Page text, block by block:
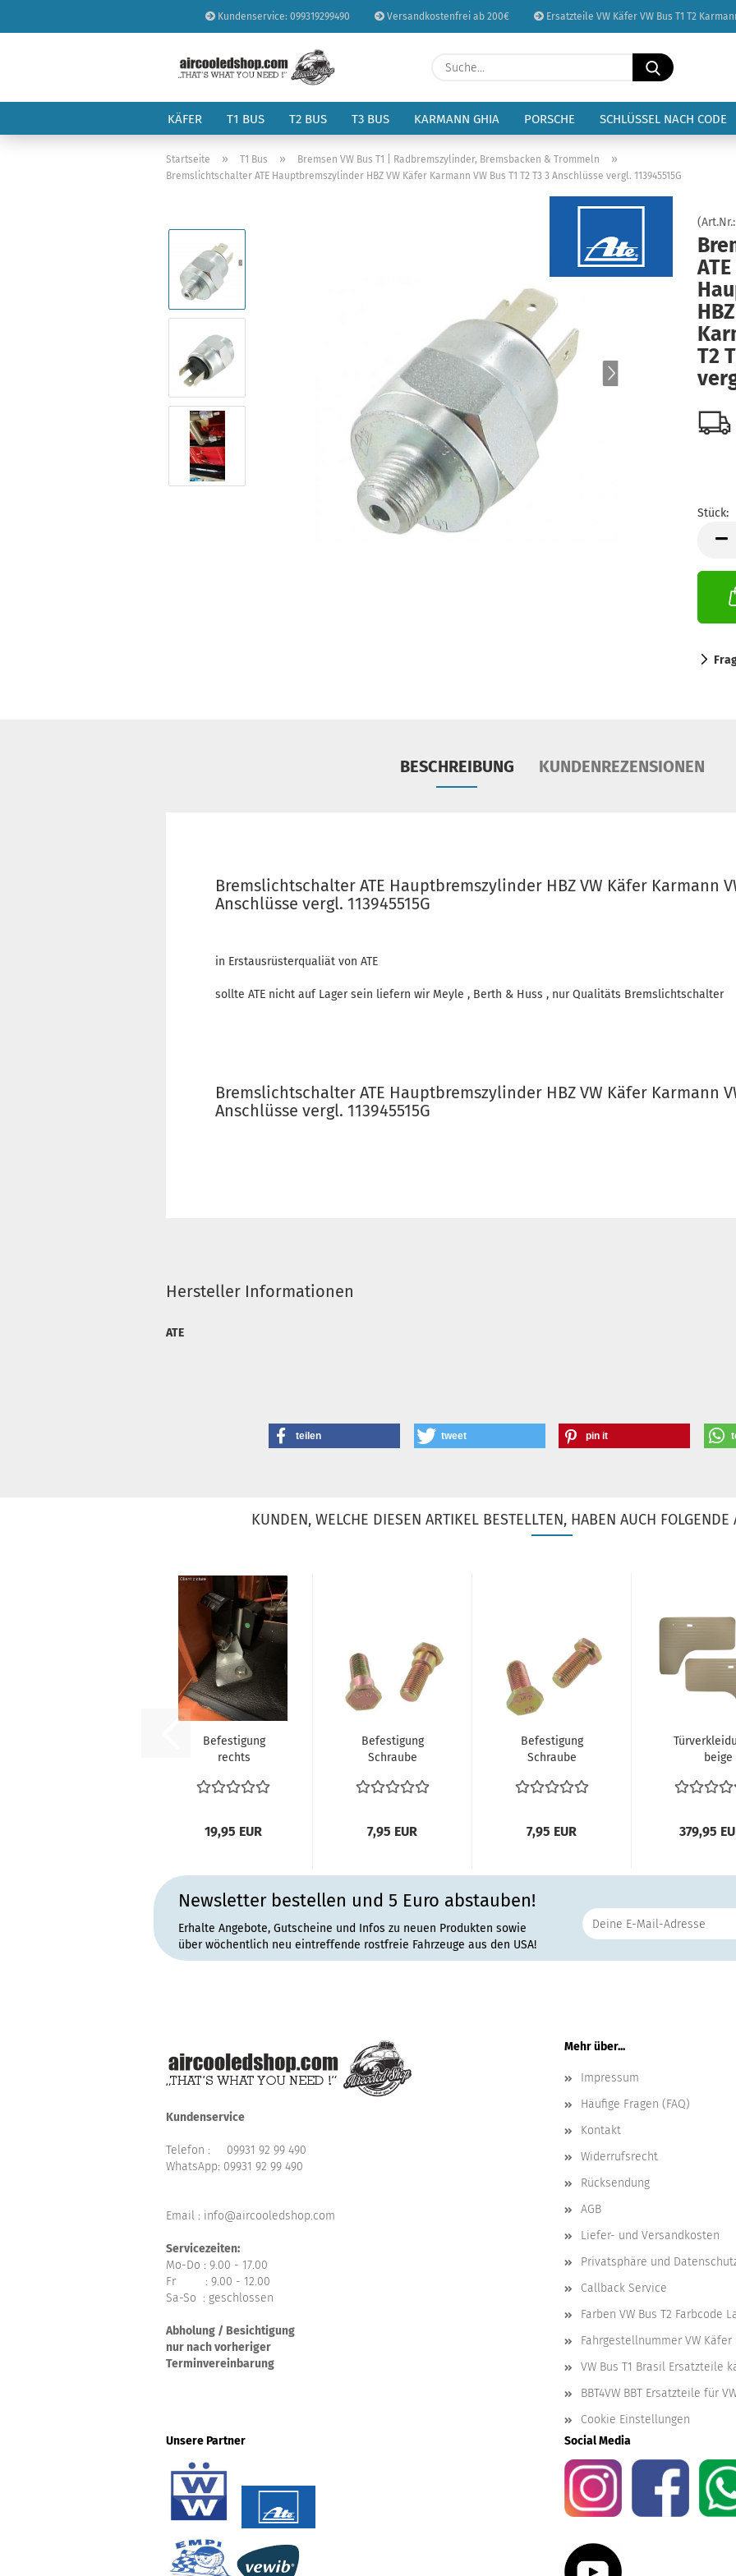
Kundenservice: 099319299490 Versandkostenfrei ab 200€ Ersatzteile VW Käfer VW Bus T1 T2
Sprache auswählen
Lieferland
Konto erstellen
Passwort vergessen?
Suche...
KÄFER T1 BUS T2 BUS T3 BUS KARMANN GHIA PORSCHE SCHLÜSSEL NACH CODE
Startseite » T1 Bus » Bremsen VW Bus T1 | Radbremszylinder, Bremsbacken & Trommeln »
Bremslichtschalter ATE Hauptbremszylinder HBZ VW Käfer Karmann VW Bus T1 T2 T3 3 Anschlüsse vergl. 113945515G
(Art.Nr.:
ATE
T2
Stück:
Stück
BESCHREIBUNG KUNDENREZENSIONEN
Bremslichtschalter ATE Hauptbremszylinder HBZ VW Käfer Karmann
Anschlüsse vergl. 113945515G
in Erstausrüsterqualiät von ATE
sollte ATE nicht auf Lager sein liefern wir Meyle , Berth & Huss , nur Qualitäts Bremslichtschalter
Bremslichtschalter ATE Hauptbremszylinder HBZ VW Käfer Karmann
Anschlüsse vergl. 113945515G
Hersteller Informationen
ATE
teilen tweet pin it
KUNDEN, WELCHE DIESEN ARTIKEL BESTELLTEN, HABEN AUCH FOLGENDE
Befestigung
rechts
3 Punkt
19,95 EUR
Befestigung
Schraube
Fahrer
7,95 EUR
Befestigung
Schraube
Fahrer
7,95 EUR
beige
379,95
Newsletter bestellen und 5 Euro abstauben!
Erhalte Angebote, Gutscheine und Infos zu neuen Produkten sowie
über wöchentlich neu eintreffende rostfreie Fahrzeuge aus den USA!
Kundenservice
Telefon : 09931 92 99 490
WhatsApp: 09931 92 99 490
Email : info@aircooledshop.com
Servicezeiten:
Mo-Do : 9.00 - 17.00
Fr : 9.00 - 12.00
Sa-So : geschlossen
Abholung / Besichtigung
nur nach vorheriger
Terminvereinbarung
Mehr über...
Impressum
Häufige Fragen (FAQ)
Kontakt
Widerrufsrecht
Rücksendung
AGB
Liefer- und Versandkosten
Privatsphäre und
Callback Service
Farben VW Bus T2 Farbcode
Fahrgestellnummer VW Käfer
VW Bus T1 Brasil Ersatzteile
BBT4VW BBT Ersatzteile für
Cookie Einstellungen
Unsere Partner
Social Media